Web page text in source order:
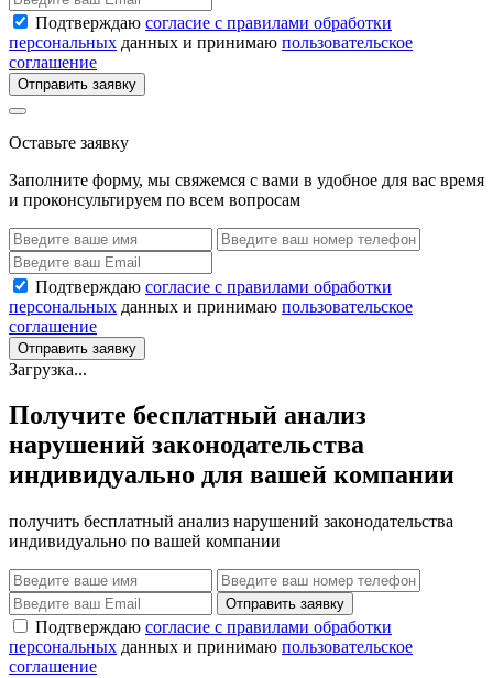
Подтверждаю согласие с правилами обработки
персональных данных и принимаю пользовательское
соглашение
Отправить заявку
Оставьте заявку
Заполните форму, мы свяжемся с вами в удобное для вас время
и проконсультируем по всем вопросам
Подтверждаю согласие с правилами обработки
персональных данных и принимаю пользовательское
соглашение
Отправить заявку
Загрузка...
Получите бесплатный анализ
нарушений законодательства
индивидуально для вашей компании
получить бесплатный анализ нарушений законодательства
индивидуально по вашей компании
Отправить заявку
Подтверждаю согласие с правилами обработки
персональных данных и принимаю пользовательское
соглашение